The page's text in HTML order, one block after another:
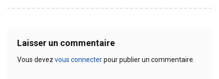
Laisser un commentaire
Vous devez vous connecterpour publier un commentaire.